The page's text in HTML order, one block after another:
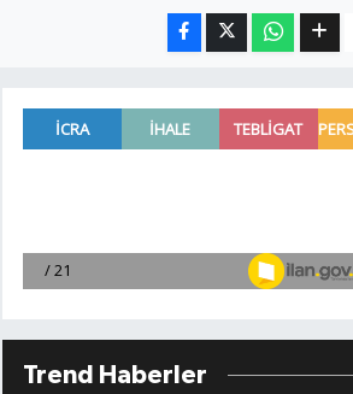
Trend Haberler